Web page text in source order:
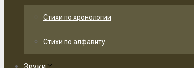
Стихи по хронологии
Стихи по алфавиту